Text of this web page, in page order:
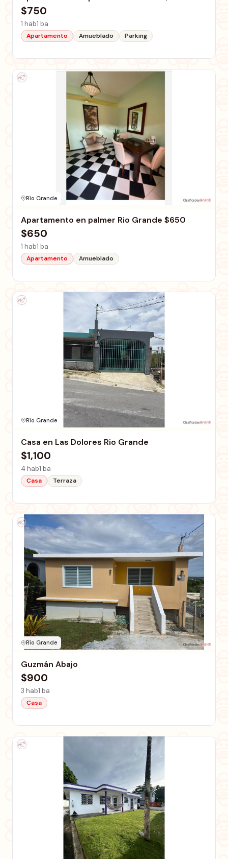
$750
1 hab1 ba
Apartamento Amueblado Parking
Río Grande
Apartamento en palmer Rio Grande $650
$650
1 hab1 ba
Apartamento Amueblado
Río Grande
Casa en Las Dolores Rio Grande
$1,100
4 hab1 ba
Casa Terraza
Río Grande
Guzmán Abajo
$900
3 hab1 ba
Casa